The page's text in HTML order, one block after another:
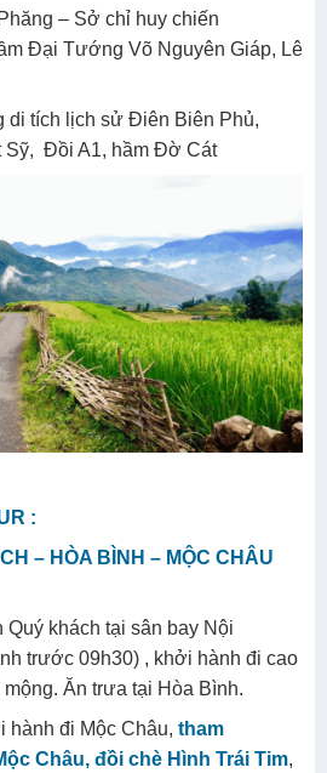
– Sở chỉ huy chiến
Đại Tướng Võ Nguyên Giáp, Lê
di tích lịch sử Điên Biên Phủ,
Sỹ, Đồi A1, hầm Đờ Cát
:
– HÒA BÌNH – MỘC CHÂU
khách tại sân bay Nội
trước 09h30) , khởi hành đi cao
Ăn trưa tại Hòa Bình.
hành đi Mộc Châu, tham
Châu, đồi chè Hình Trái Tim,